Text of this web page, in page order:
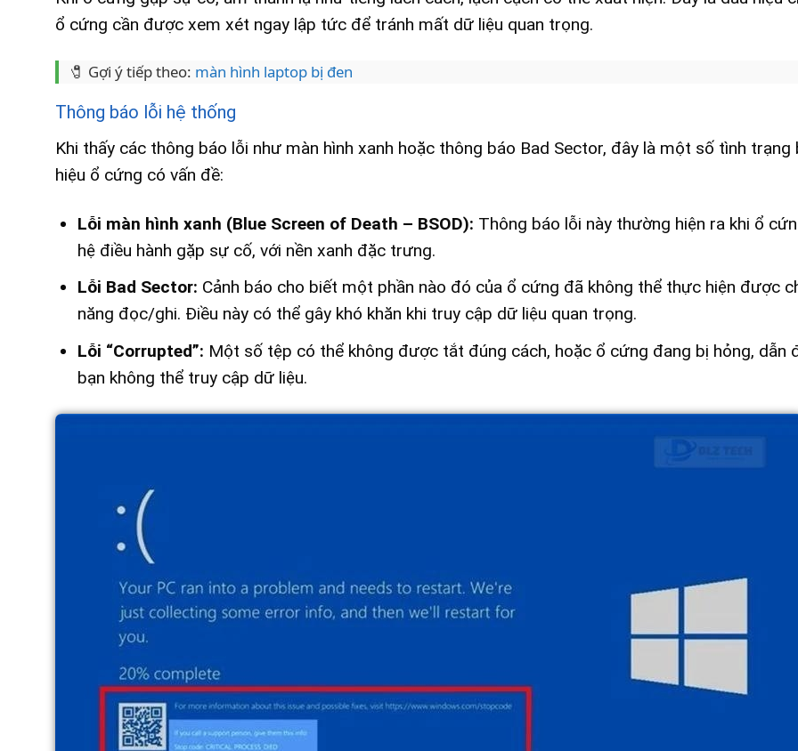
ổ cứng cần được xem xét ngay lập tức để tránh mất dữ liệu quan trọng.
🧷 Gợi ý tiếp theo: màn hình laptop bị đen
Thông báo lỗi hệ thống
Khi thấy các thông báo lỗi như màn hình xanh hoặc thông báo Bad Sector, đây là một số tình trạng
hiệu ổ cứng có vấn đề:
Lỗi màn hình xanh (Blue Screen of Death – BSOD): Thông báo lỗi này thường hiện ra khi ổ
hệ điều hành gặp sự cố, với nền xanh đặc trưng.
Lỗi Bad Sector: Cảnh báo cho biết một phần nào đó của ổ cứng đã không thể thực hiện được
năng đọc/ghi. Điều này có thể gây khó khăn khi truy cập dữ liệu quan trọng.
Lỗi “Corrupted”: Một số tệp có thể không được tắt đúng cách, hoặc ổ cứng đang bị hỏng, dẫn
bạn không thể truy cập dữ liệu.